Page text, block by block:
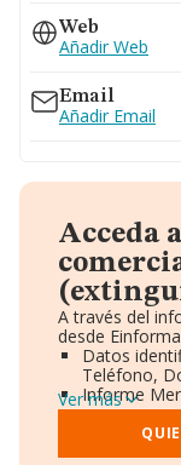
914290413
914293439
914119264
Web
Añadir Web
Email
Añadir Email
Acceda
A través del
desde
Datos
Teléfono,
Informe
Gráficos de
Consejo
Directivos y
Ver más